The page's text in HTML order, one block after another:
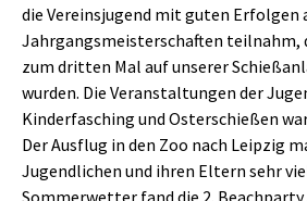
die Vereinsjugend mit guten Erfolgen
Jahrgangsmeisterschaften teilnahm,
zum dritten Mal auf unserer
wurden. Die Veranstaltungen der
Kinderfasching und Osterschießen
Der Ausflug in den Zoo nach Leipzig
Jugendlichen und ihren Eltern sehr
Sommerwetter fand die 2. Beachparty